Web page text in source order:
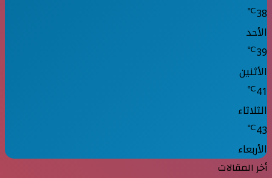
38
℃
الأحد
39
℃
الأثنين
41
℃
الثلاثاء
43
℃
الأربعاء
أخر المقالات